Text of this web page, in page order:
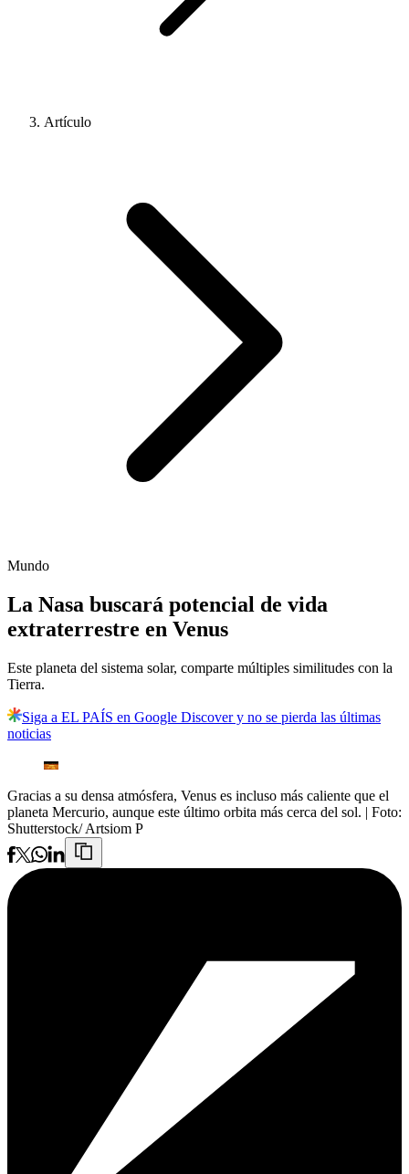
Artículo
Mundo
La Nasa buscará potencial de vida
extraterrestre en Venus
Este planeta del sistema solar, comparte múltiples similitudes con la
Tierra.
Siga a EL PAÍS en Google Discover y no se pierda las últimas
noticias
Gracias a su densa atmósfera, Venus es incluso más caliente que el
planeta Mercurio, aunque este último orbita más cerca del sol. | Foto:
Shutterstock/ Artsiom P